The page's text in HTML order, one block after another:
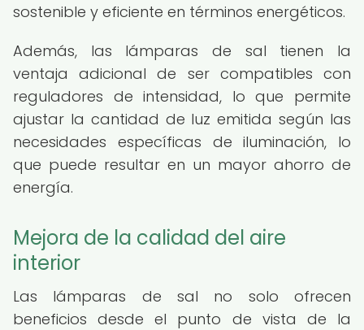
sostenible y eficiente en términos energéticos.
Además, las lámparas de sal tienen la
ventaja adicional de ser compatibles con
reguladores de intensidad, lo que permite
ajustar la cantidad de luz emitida según las
necesidades específicas de iluminación, lo
que puede resultar en un mayor ahorro de
energía.
Mejora de la calidad del aire
interior
Las lámparas de sal no solo ofrecen
beneficios desde el punto de vista de la